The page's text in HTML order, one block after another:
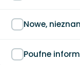
Nowe,
Poufne